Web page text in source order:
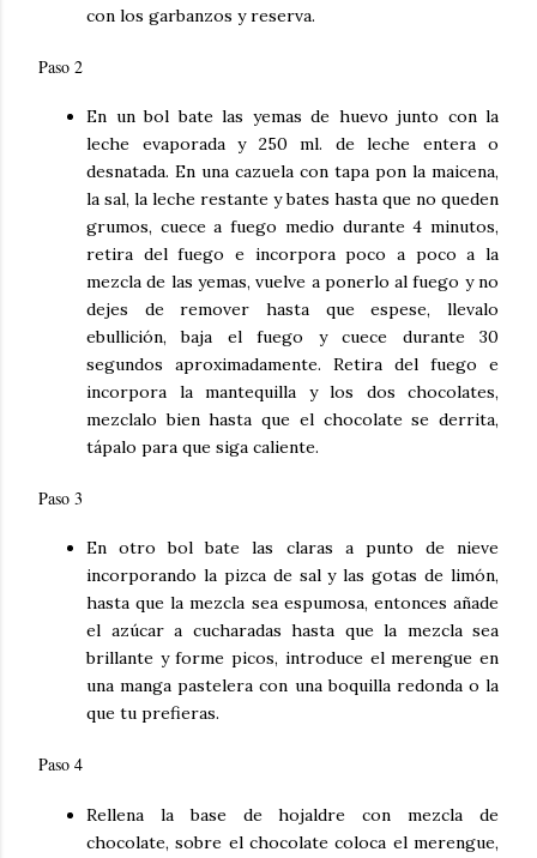
con los garbanzos y reserva.
Paso 2
En un bol bate las yemas de huevo junto con la
leche evaporada y 250 ml. de leche entera o
desnatada. En una cazuela con tapa pon la maicena,
la sal, la leche restante y bates hasta que no queden
grumos, cuece a fuego medio durante 4 minutos,
retira del fuego e incorpora poco a poco a la
mezcla de las yemas, vuelve a ponerlo al fuego y no
dejes de remover hasta que espese, llevalo
ebullición, baja el fuego y cuece durante 30
segundos aproximadamente. Retira del fuego e
incorpora la mantequilla y los dos chocolates,
mezclalo bien hasta que el chocolate se derrita,
tápalo para que siga caliente.
Paso 3
En otro bol bate las claras a punto de nieve
incorporando la pizca de sal y las gotas de limón,
hasta que la mezcla sea espumosa, entonces añade
el azúcar a cucharadas hasta que la mezcla sea
brillante y forme picos, introduce el merengue en
una manga pastelera con una boquilla redonda o la
que tu prefieras.
Paso 4
Rellena la base de hojaldre con mezcla de
chocolate, sobre el chocolate coloca el merengue,